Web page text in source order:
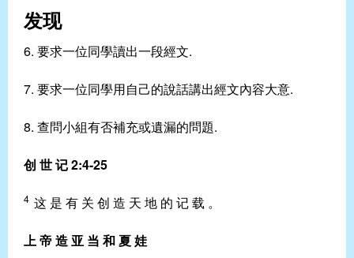
发现
6. 要求一位同學讀出一段經文.
7. 要求一位同學用自己的說話講出經文內容大意.
8. 查問小組有否補充或遺漏的問題.
创 世 记 2:4-25
4 这 是 有 关 创 造 天 地 的 记 载 。
上 帝 造 亚 当 和 夏 娃